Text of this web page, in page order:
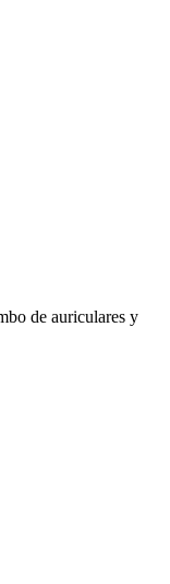
de auriculares y